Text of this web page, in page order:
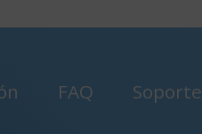
FAQ Soporte